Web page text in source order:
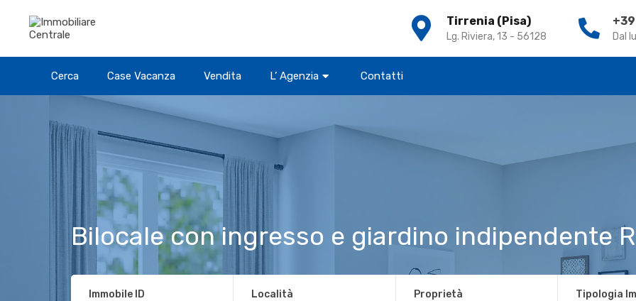
Tirrenia (Pisa)
Lg. Riviera, 13 - 56128 Dal
Cerca Case Vacanza Vendita L’ Agenzia Contatti
Bilocale con ingresso e giardino indipendente
Immobile ID Località Proprietà Tipologia